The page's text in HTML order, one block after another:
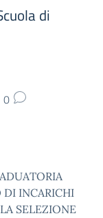
di
0
DI INCARICHI
SELEZIONE